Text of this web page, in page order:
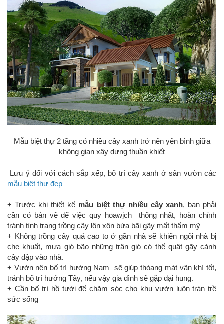
Mẫu biệt thự 2 tầng có nhiều cây xanh trở nên yên bình giữa
không gian xây dựng thuần khiết
Lưu ý đối với cách sắp xếp, bố trí cây xanh ở sân vườn các
mẫu biệt thự đẹp
+ Trước khi thiết kế mẫu biệt thự nhiều cây xanh, bạn phải
cần có bản vẽ để việc quy hoawjch thống nhất, hoàn chỉnh
tránh tình trạng trồng cây lộn xộn bừa bãi gây mất thẩm mỹ
+ Không trồng cây quá cao to ở gần nhà sẽ khiến ngôi nhà bị
che khuất, mưa gió bão những trận gió có thể quật gãy cành
cây đập vào nhà.
+ Vườn nên bố trí hướng Nam sẽ giúp thóang mát vận khí tốt,
tránh bố trí hướng Tây, nếu vậy gia đình sẽ gặp đại hung.
+ Cần bố trí hồ tưới để chăm sóc cho khu vườn luôn tràn trề
sức sống